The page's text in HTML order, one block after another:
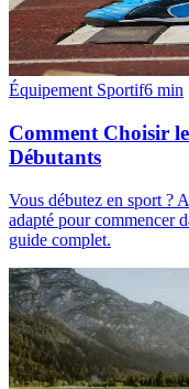
Équipement Sportif6 min
Comment Choisir
Débutants
Vous débutez en sport ?
adapté pour commencer
guide complet.